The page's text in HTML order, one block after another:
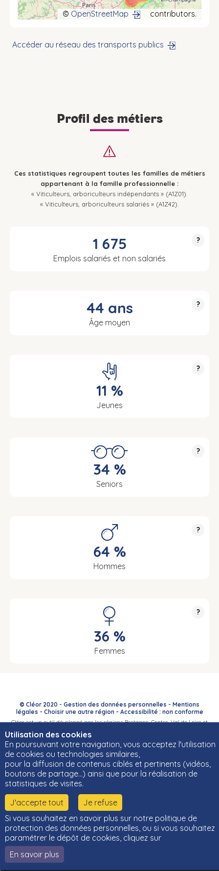
Utilisation des cookies
En poursuivant votre navigation, vous acceptez l'utilisation
de cookies ou technologies similaires,
pour la diffusion de contenus ciblés et pertinents (vidéos,
boutons de partage…) ainsi que pour la réalisation de
statistiques de visites.
J'accepte tout
Je refuse
Si vous souhaitez en savoir plus sur notre politique de
protection des données personnelles, ou si vous souhaitez
paramétrer le dépôt de cookies, cliquez sur
En savoir plus
© OpenStreetMap contributors.
Accéder au réseau des transports publics
Profil des métiers
Ces statistiques regroupent toutes les familles de métiers
appartenant à la famille professionnelle :
« Viticulteurs, arboriculteurs indépendants » (A1Z01).
« Viticulteurs, arboriculteurs salariés » (A1Z42).
?
1 675
Emplois salariés et non salariés
?
44 ans
Âge moyen
?
11 %
Jeunes
?
34 %
Seniors
?
64 %
Hommes
?
36 %
Femmes
© Cléor 2020 - Gestion des données personnelles - Mentions
légales - Choisir une autre région- Accessibilité : non conforme
Cléor est un outil développé par les régions Bretagne, Centre-Val de Loire et